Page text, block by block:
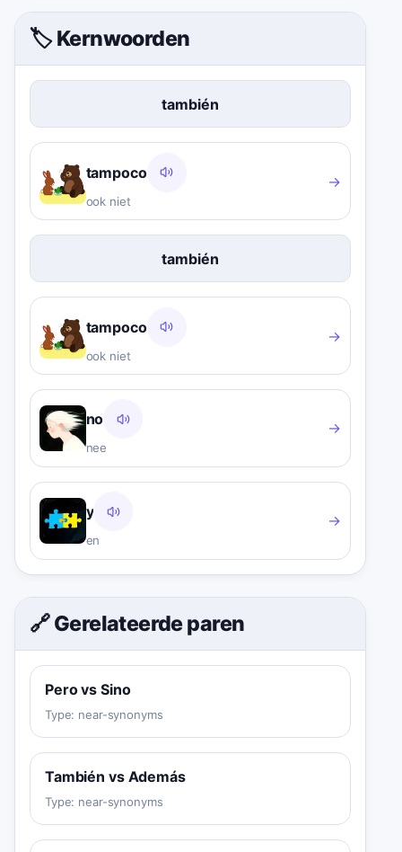
🏷️ Kernwoorden
también
tampoco
ook niet
→
también
tampoco
ook niet
→
no
nee
→
y
en
→
🔗 Gerelateerde paren
Pero vs Sino
Type: near-synonyms
También vs Además
Type: near-synonyms